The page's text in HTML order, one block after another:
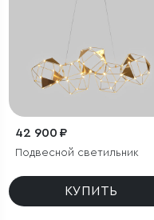
42 900 ₽
Подвесной светильник
КУПИТЬ